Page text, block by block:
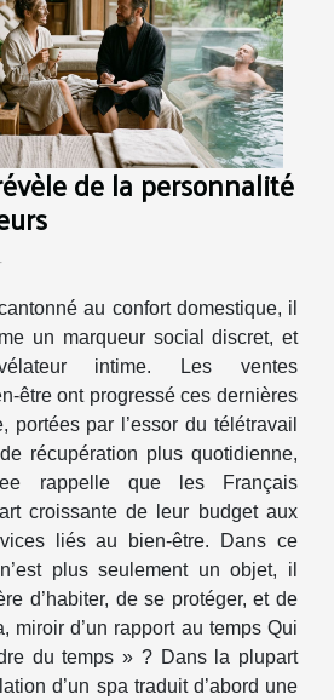
de la personnalité
au confort domestique, il
un marqueur social discret, et
intime. Les ventes
être ont progressé ces dernières
portées par l’essor du télétravail
récupération plus quotidienne,
rappelle que les Français
croissante de leur budget aux
liés au bien-être. Dans ce
plus seulement un objet, il
d’habiter, de se protéger, et de
miroir d’un rapport au temps Qui
du temps » ? Dans la plupart
d’un spa traduit d’abord une